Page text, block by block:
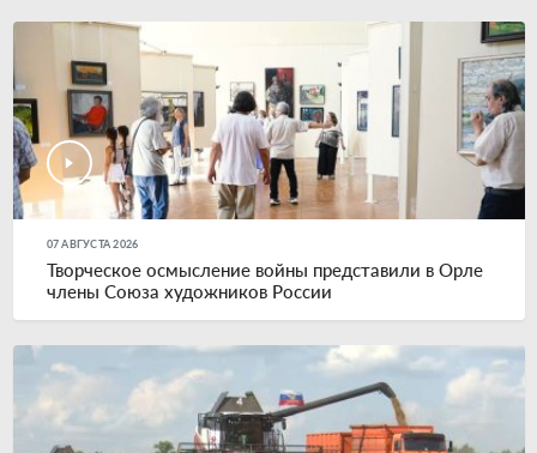
07 АВГУСТА 2026
Творческое осмысление войны представили в Орле
члены Союза художников России